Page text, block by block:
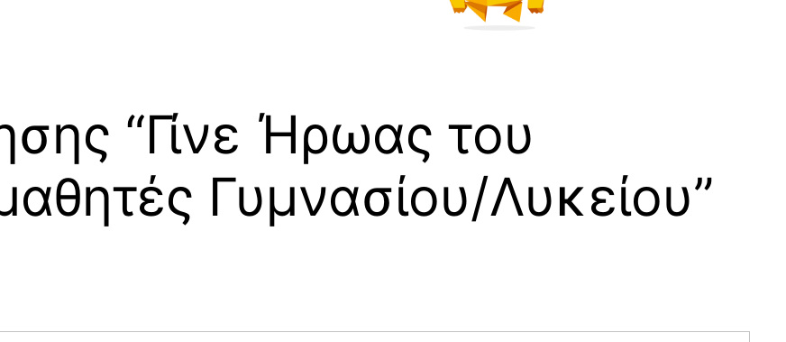
“Γίνε Ήρωας του
Γυμνασίου/Λυκείου”